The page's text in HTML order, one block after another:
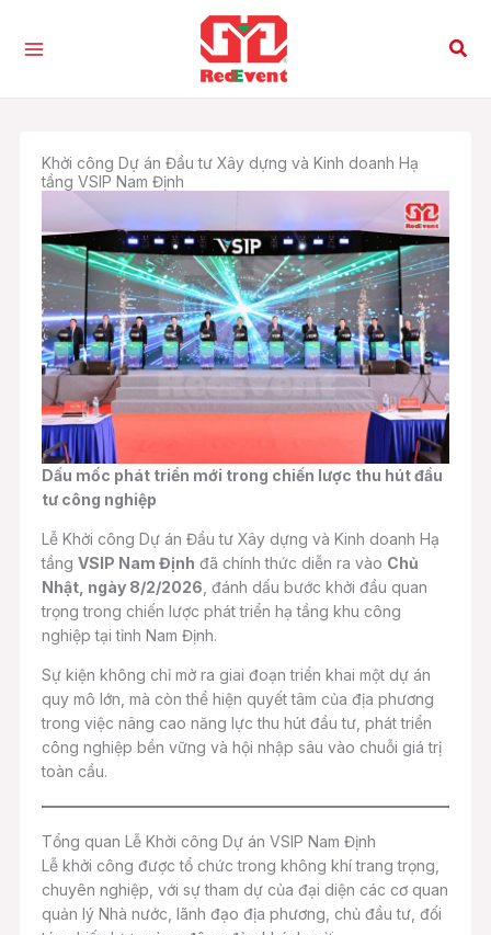
Tìm
Khởi công Dự án Đầu tư Xây dựng và Kinh doanh Hạ
tầng VSIP Nam Định
Dấu mốc phát triển mới trong chiến lược thu hút đầu
tư công nghiệp
Lễ Khởi công Dự án Đầu tư Xây dựng và Kinh doanh Hạ
tầng VSIP Nam Định đã chính thức diễn ra vào Chủ
Nhật, ngày 8/2/2026 , đánh dấu bước khởi đầu quan
trọng trong chiến lược phát triển hạ tầng khu công
nghiệp tại tỉnh Nam Định.
Sự kiện không chỉ mở ra giai đoạn triển khai một dự án
quy mô lớn, mà còn thể hiện quyết tâm của địa phương
trong việc nâng cao năng lực thu hút đầu tư, phát triển
công nghiệp bền vững và hội nhập sâu vào chuỗi giá trị
toàn cầu.
Tổng quan Lễ Khởi công Dự án VSIP Nam Định
Lễ khởi công được tổ chức trong không khí trang trọng,
chuyên nghiệp, với sự tham dự của đại diện các cơ quan
quản lý Nhà nước, lãnh đạo địa phương, chủ đầu tư, đối